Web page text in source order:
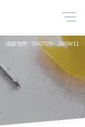
掲載期間 26/07/29～26/08/11